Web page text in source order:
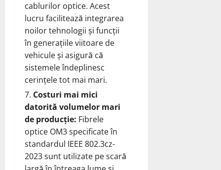
cablurilor optice. Acest
lucru facilitează integrarea
noilor tehnologii și funcții
în generațiile viitoare de
vehicule și asigură că
sistemele îndeplinesc
cerințele tot mai mari.
Costuri mai mici
datorită volumelor mari
de producție: Fibrele
optice OM3 specificate în
standardul IEEE 802.3cz-
2023 sunt utilizate pe scară